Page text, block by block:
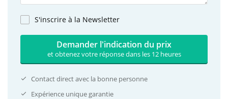
S'inscrire à la Newsletter
Demander l'indication du prix
et obtenez votre réponse dans les 12 heures
Contact direct avec la bonne personne
Expérience unique garantie